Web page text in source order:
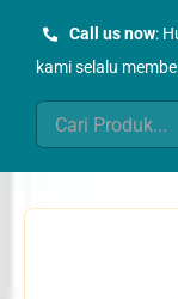
Call us now:
kami selalu
Search
for: